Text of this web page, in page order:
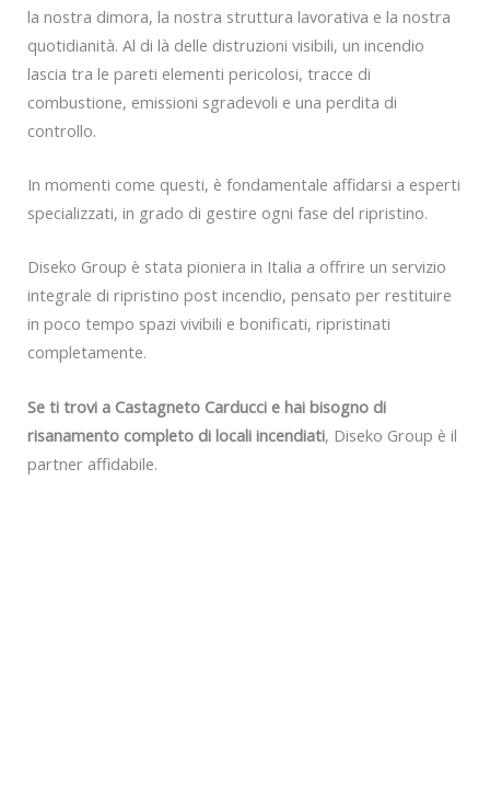
la nostra dimora, la nostra struttura lavorativa e la nostra
quotidianità. Al di là delle distruzioni visibili, un incendio
lascia tra le pareti elementi pericolosi, tracce di
combustione, emissioni sgradevoli e una perdita di
controllo.
In momenti come questi, è fondamentale affidarsi a esperti
specializzati, in grado di gestire ogni fase del ripristino.
Diseko Group è stata pioniera in Italia a offrire un servizio
integrale di ripristino post incendio, pensato per restituire
in poco tempo spazi vivibili e bonificati, ripristinati
completamente.
Se ti trovi a Castagneto Carducci e hai bisogno di
risanamento completo di locali incendiati, Diseko Group è il
partner affidabile.